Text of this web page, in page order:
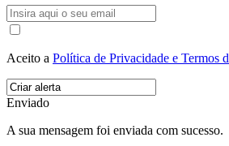
Aceito a Política de Privacidade e Termos
Enviado
A sua mensagem foi enviada com sucesso.